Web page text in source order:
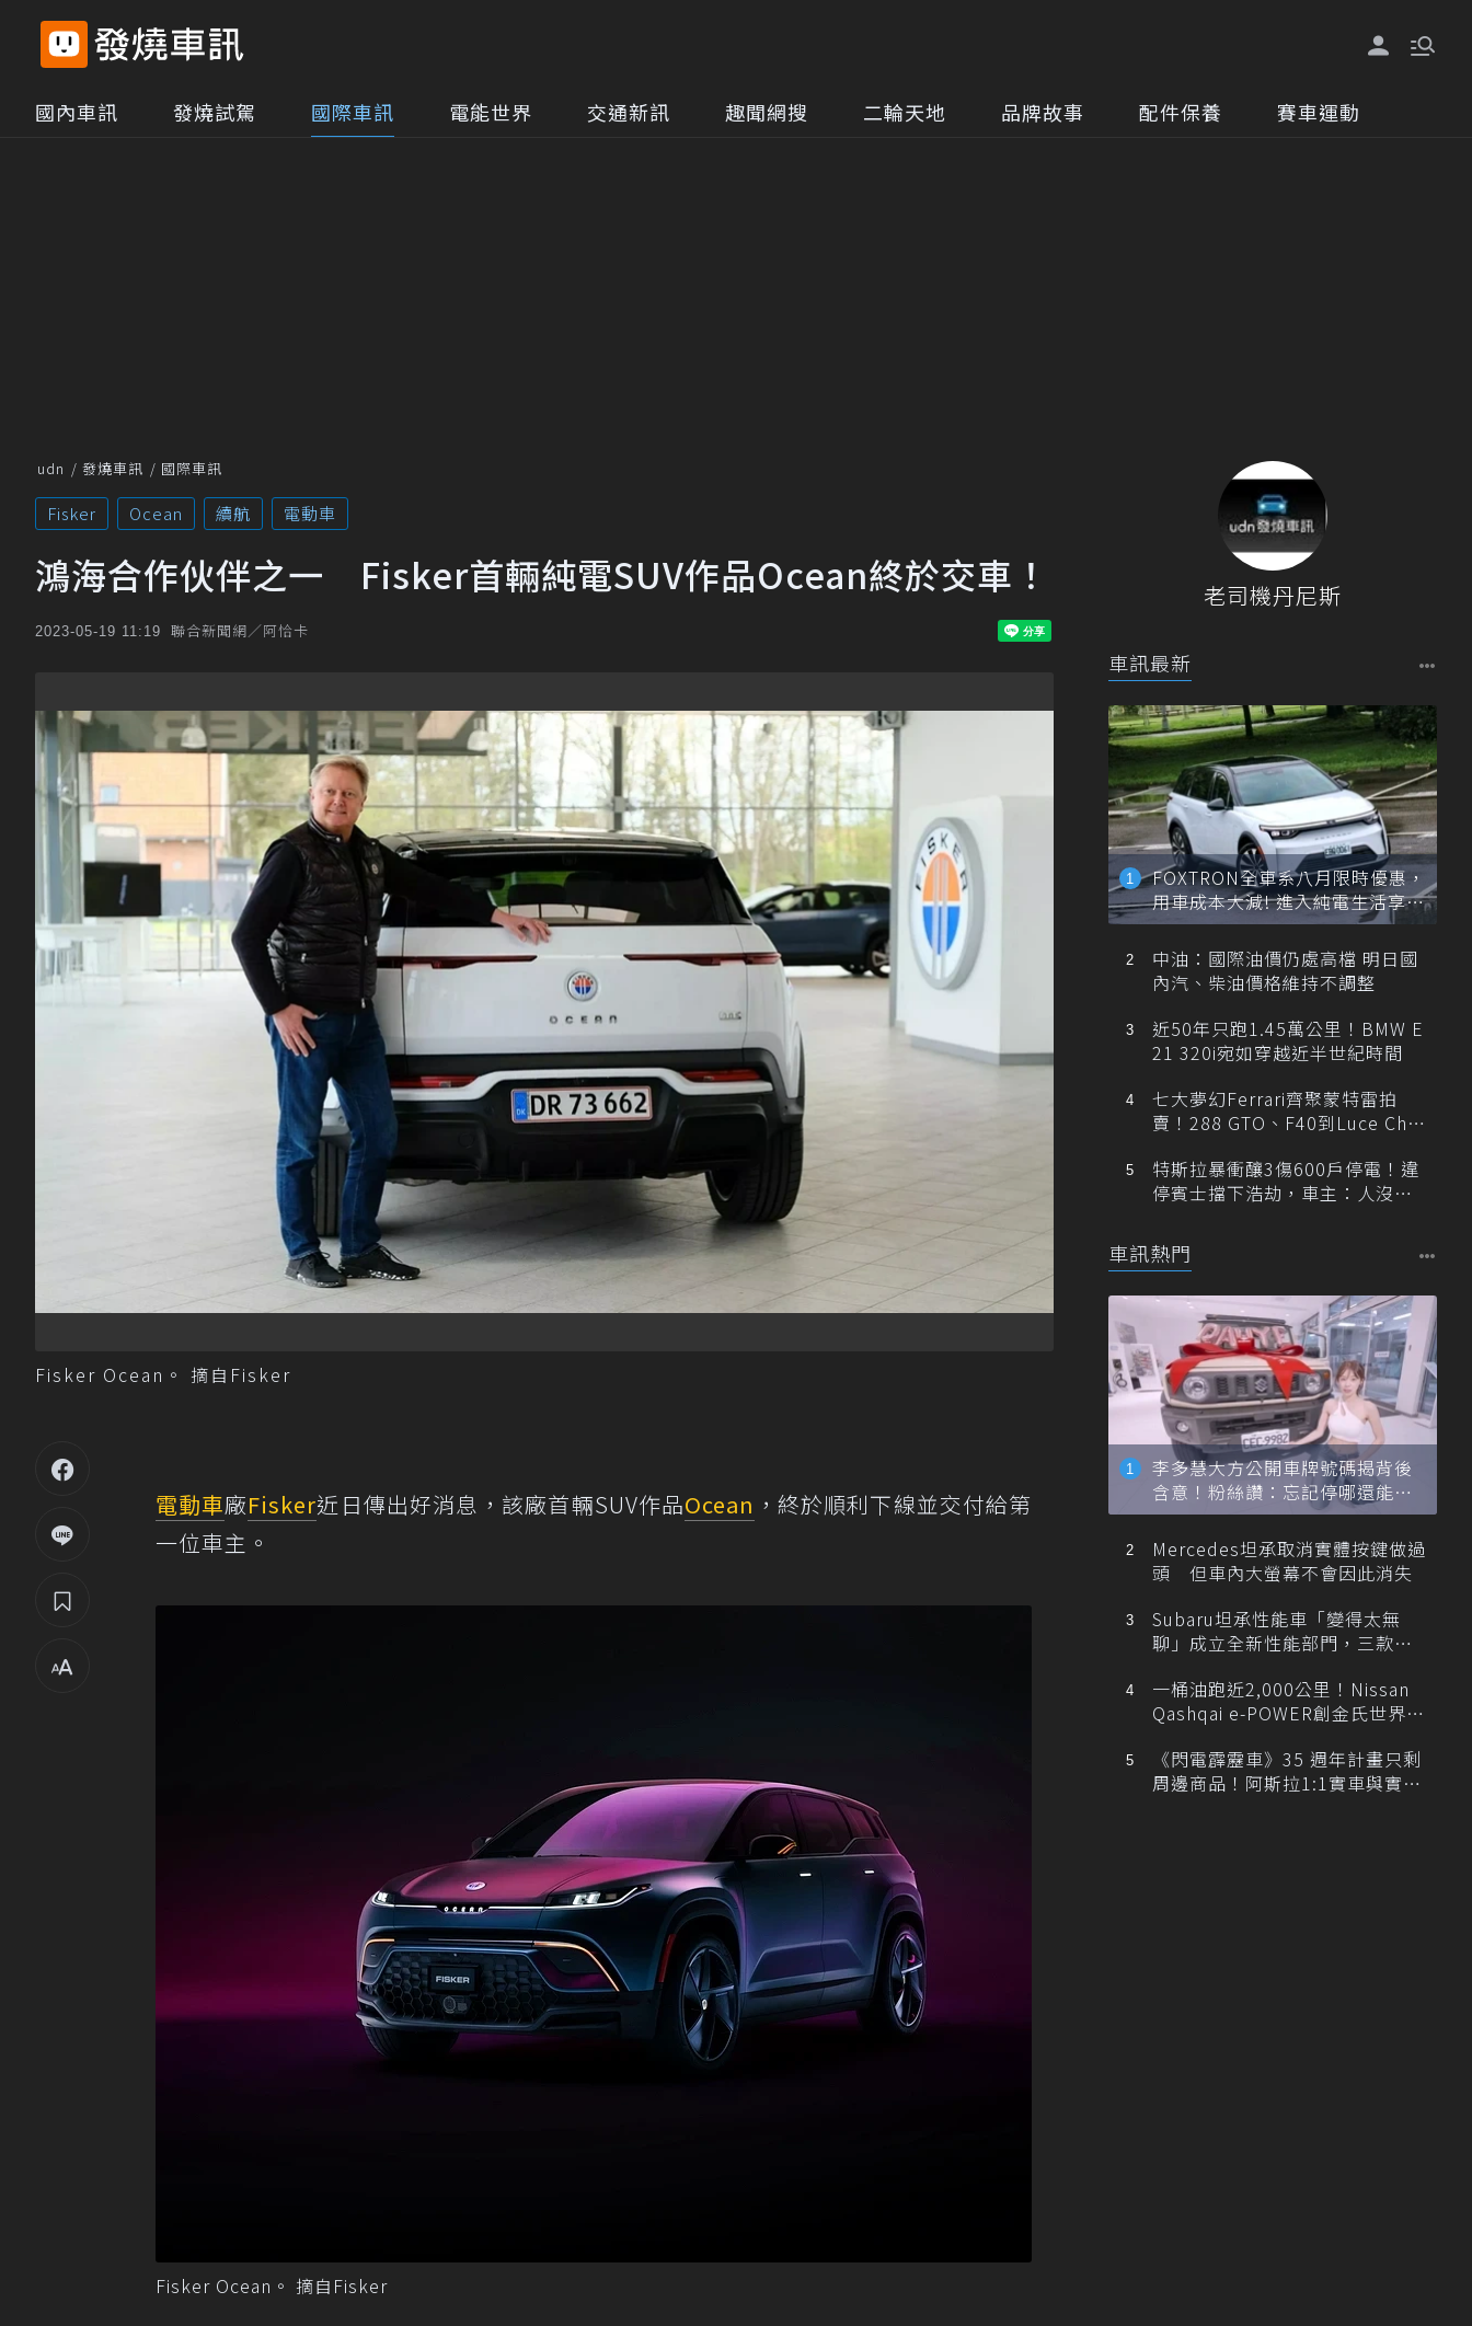
國內車訊 發燒試駕 國際車訊 電能世界 交通新訊 趣聞網搜 二輪天地 品牌故事 配件保養 賽車運動
udn 發燒車訊 國際車訊
Fisker Ocean 續航 電動車
鴻海合作伙伴之一 Fisker首輛純電SUV作品Ocean終於交車！
2023-05-19 11:19 聯合新聞網／阿恰卡
Fisker Ocean。 摘自Fisker
電動車廠Fisker近日傳出好消息，該廠首輛SUV作品Ocean ，終於順利下線並交付給第
一位車主。
Fisker Ocean。 摘自Fisker
老司機丹尼斯
車訊最新
FOXTRON全車系八月限時優惠，
用車成本大減! 進入純電生活享
「零稅金＋零保養」新時代
中油：國際油價仍處高檔 明日國
內汽、柴油價格維持不調整
近50年只跑1.45萬公里！BMW E
21 320i宛如穿越近半世紀時間
七大夢幻Ferrari齊聚蒙特雷拍
賣！288 GTO、F40到Luce Cha
特斯拉暴衝釀3傷600戶停電！違
停賓士擋下浩劫，車主：人沒事
車訊熱門
李多慧大方公開車牌號碼揭背後
含意！粉絲讚：忘記停哪還能幫
忙找車
Mercedes坦承取消實體按鍵做過
頭 但車內大螢幕不會因此消失
Subaru坦承性能車「變得太無
聊」成立全新性能部門，三款手
一桶油跑近2,000公里！Nissan
Qashqai e-POWER創金氏世界紀
《閃電霹靂車》35 週年計畫只剩
周邊商品！阿斯拉1:1實車與實體